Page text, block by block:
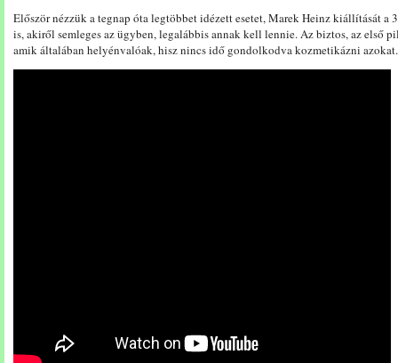
Először nézzük a tegnap óta legtöbbet idézett esetet, Marek Heinz kiállítását a
is, akiről semleges az ügyben, legalábbis annak kell lennie. Az biztos, az első
amik általában helyénvalóak, hisz nincs idő gondolkodva kozmetikázni azokat.